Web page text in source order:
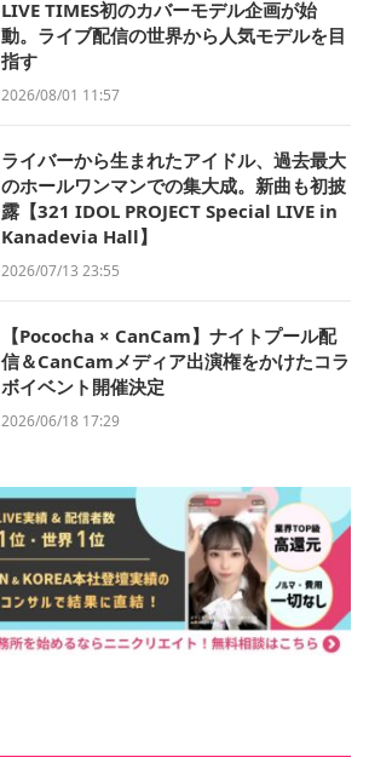
LIVE TIMES初のカバーモデル企画が始
動。ライブ配信の世界から人気モデルを目
指す
2026/08/01 11:57
ライバーから生まれたアイドル、過去最大
のホールワンマンでの集大成。新曲も初披
露【321 IDOL PROJECT Special LIVE in
Kanadevia Hall】
2026/07/13 23:55
【Pococha × CanCam】ナイトプール配
信＆CanCamメディア出演権をかけたコラ
ボイベント開催決定
2026/06/18 17:29